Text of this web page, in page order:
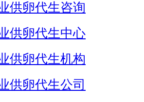
供卵代生咨询
供卵代生中心
供卵代生机构
供卵代生公司